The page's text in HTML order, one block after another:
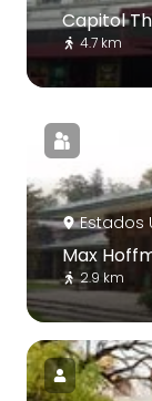
Capitol
4.7 km
Estados
Max
2.9 km